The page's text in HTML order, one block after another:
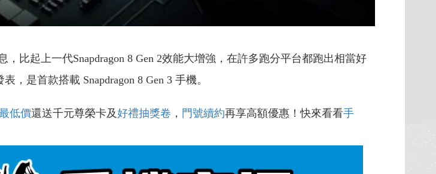
，比起上一代Snapdragon 8 Gen 2效能大增強，在許多跑分平台都跑出相當好
，是首款搭載 Snapdragon 8 Gen 3 手機。
低價還送千元尊榮卡及好禮抽獎卷 ， 門號續約再享高額優惠！快來看看手